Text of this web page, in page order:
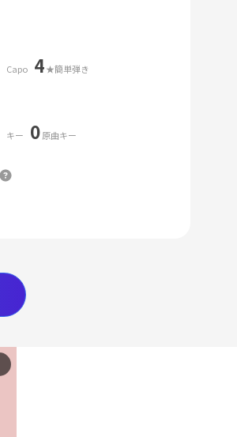
Capo 4★簡単弾き
キー 0原曲キー